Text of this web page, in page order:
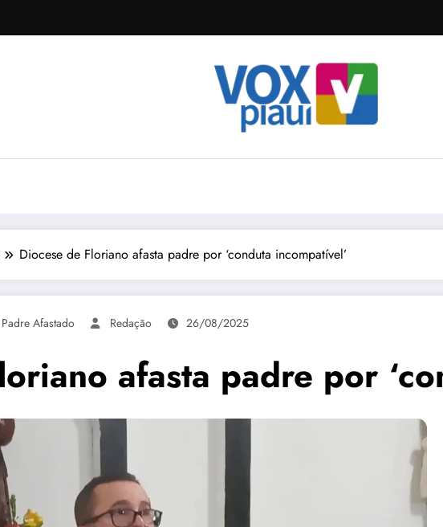
Diocese de Floriano afasta padre por ‘conduta incompatível’
Padre Afastado Redação 26/08/2025
afasta padre por